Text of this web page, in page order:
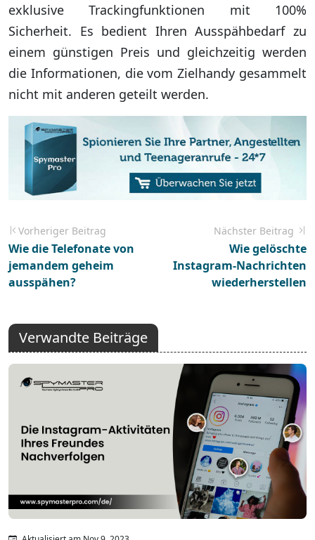
exklusive Trackingfunktionen mit 100%
Sicherheit. Es bedient Ihren Ausspähbedarf zu
einem günstigen Preis und gleichzeitig werden
die Informationen, die vom Zielhandy gesammelt
nicht mit anderen geteilt werden.
Vorheriger Beitrag
Wie die Telefonate von
jemandem geheim
ausspähen?
Nächster Beitrag
Wie gelöschte
Instagram-Nachrichten
wiederherstellen
Verwandte Beiträge